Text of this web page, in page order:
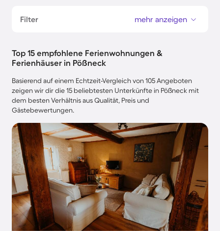
Filter mehr anzeigen
Top 15 empfohlene Ferienwohnungen &
Ferienhäuser in Pößneck
Basierend auf einem Echtzeit-Vergleich von 105 Angeboten
zeigen wir dir die 15 beliebtesten Unterkünfte in Pößneck mit
dem besten Verhältnis aus Qualität, Preis und
Gästebewertungen.